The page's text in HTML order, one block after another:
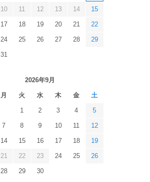
10 11 12 13 14 15
17 18 19 20 21 22
24 25 26 27 28 29
31
2026年9月
月 火 水 木 金 土
1 2 3 4 5
7 8 9 10 11 12
14 15 16 17 18 19
21 22 23 24 25 26
28 29 30